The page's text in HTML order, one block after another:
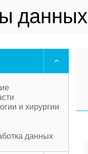
данных
и хирургии
данных